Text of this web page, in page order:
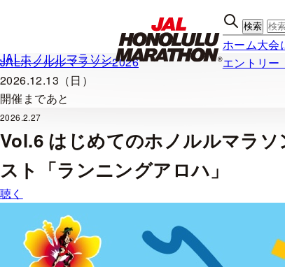
ス
キッ
プ
JALホノルルマラソン
ホーム大会
エントリー
JALホノルルマラソン2026
2026.12.13（日）
開催まであと
2026.2.27
Vol.6 はじめてのホノルルマラ
スト「ランニングアロハ」
聴く